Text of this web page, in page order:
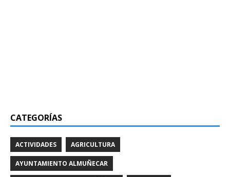
CATEGORÍAS
ACTIVIDADES AGRICULTURA
AYUNTAMIENTO ALMUÑECAR